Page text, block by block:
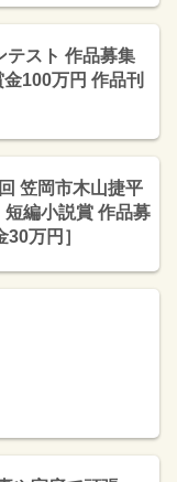
テスト 作品募集
金100万円 作品刊
笠岡市木山捷平
編小説賞 作品募
万円］